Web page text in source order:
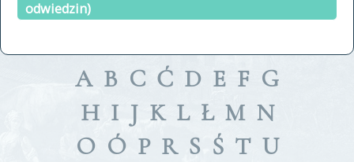
odwiedzin)
A B C Ć D E F G
H I J K L Ł M N
O Ó P R S Ś T U